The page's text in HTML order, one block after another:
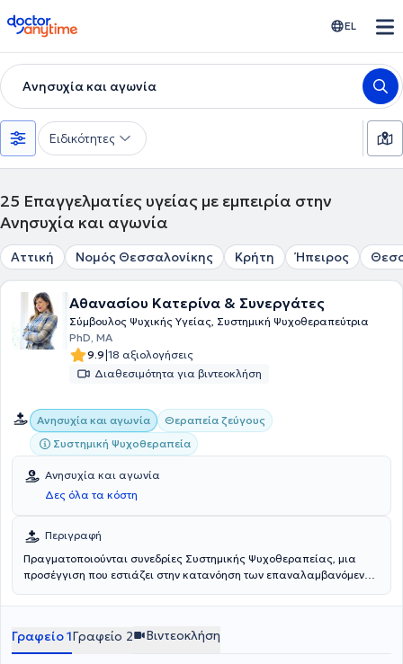
doctoranytime EL
Ανησυχία και αγωνία
Ειδικότητες
25 Επαγγελματίες υγείας με εμπειρία στην
Ανησυχία και αγωνία
Αττική Νομός Θεσσαλονίκης Κρήτη Ήπειρος
Αθανασίου Κατερίνα & Συνεργάτες
Σύμβουλος Ψυχικής Υγείας, Συστημική Ψυχοθεραπεύτρια
PhD, MA
9.9|18 αξιολογήσεις
Διαθεσιμότητα για βιντεοκλήση
Ανησυχία και αγωνία
Θεραπεία ζεύγους
Συστημική Ψυχοθεραπεία
Ανησυχία και αγωνία
Δες όλα τα κόστη
Περιγραφή
Πραγματοποιούνται συνεδρίες Συστημικής Ψυχοθεραπείας, μια
προσέγγιση που εστιάζει στην κατανόηση των επαναλαμβανόμενων
αυτογνωσία και τη λειτουργικότητα του ατόμου. Αντιμετωπίζονται
σχέσεις, η συναισθηματική απομάκρυνση, η απιστία, η γονεϊκότητα,
το πένθος, η επαγγελματική εξουθένωση (burnout), η διαχείριση
Γραφείο 1Γραφείο 2 Βιντεοκλήση